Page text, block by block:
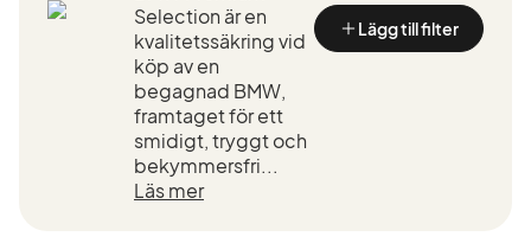
Selection är en
kvalitetssäkring vid
köp av en
begagnad BMW,
framtaget för ett
smidigt, tryggt och
bekymmersfri...
Läs mer
Lägg till filter